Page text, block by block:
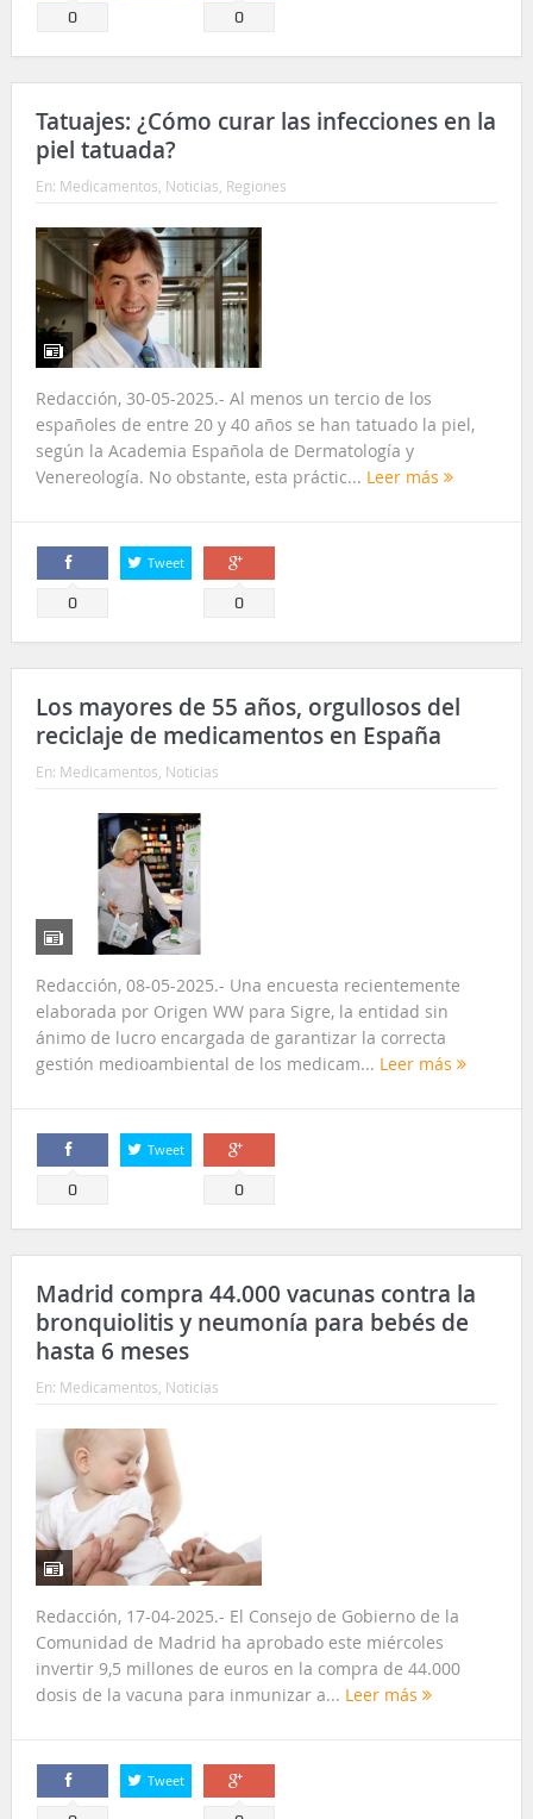
Comparte
0
Comparte
0
Tatuajes: ¿Cómo curar las infecciones en la
piel tatuada?
En: Medicamentos Noticias Regiones
Redacción, 30-05-2025.- Al menos un tercio de los
españoles de entre 20 y 40 años se han tatuado la piel,
según la Academia Española de Dermatología y
Venereología. No obstante, esta práctic... Leer más
Comparte
0
Tweet
Comparte
0
Los mayores de 55 años, orgullosos del
reciclaje de medicamentos en España
En: Medicamentos, Noticias
Redacción, 08-05-2025.- Una encuesta recientemente
elaborada por Origen WW para Sigre, la entidad sin
ánimo de lucro encargada de garantizar la correcta
gestión medioambiental de los medicam... Leer más
Comparte
0
Tweet
Comparte
0
Madrid compra 44.000 vacunas contra la
bronquiolitis y neumonía para bebés de
hasta 6 meses
En: Medicamentos Noticias
Redacción, 17-04-2025.- El Consejo de Gobierno de la
Comunidad de Madrid ha aprobado este miércoles
invertir 9,5 millones de euros en la compra de 44.000
dosis de la vacuna para inmunizar a... Leer más
Comparte
Tweet
Comparte